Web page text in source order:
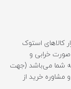
کالاهای استوک
تست در صورت خرابی و
شما می‌باشد (جهت
مشاوره خرید از